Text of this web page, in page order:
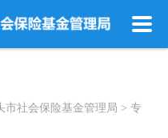
市社会保险基金管理局 > 专